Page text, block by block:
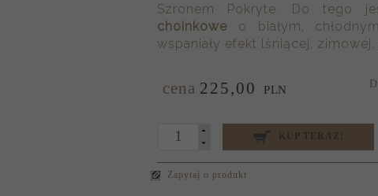
Szronem Pokryte. Do tego
choinkowe o białym,
wspaniały efekt lśniącej,
cena 225,00 PLN
KUP TERAZ!
Zapytaj o produkt